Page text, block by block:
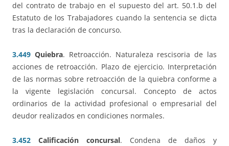
del contrato de trabajo en el supuesto del art. 50.1.b del
Estatuto de los Trabajadores cuando la sentencia se dicta
tras la declaración de concurso.
3.449 Quiebra. Retroacción. Naturaleza rescisoria de las
acciones de retroacción. Plazo de ejercicio. Interpretación
de las normas sobre retroacción de la quiebra conforme a
la vigente legislación concursal. Concepto de actos
ordinarios de la actividad profesional o empresarial del
deudor realizados en condiciones normales.
3.452 Calificación concursal. Condena de daños y